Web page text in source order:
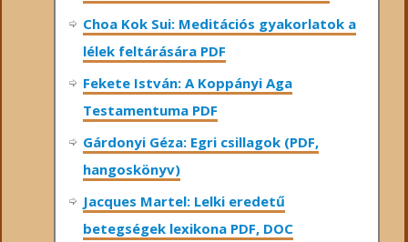
Choa Kok Sui: Meditációs gyakorlatok a
lélek feltárására PDF
Fekete István: A Koppányi Aga
Testamentuma PDF
Gárdonyi Géza: Egri csillagok (PDF,
hangoskönyv)
Jacques Martel: Lelki eredetű
betegségek lexikona PDF, DOC